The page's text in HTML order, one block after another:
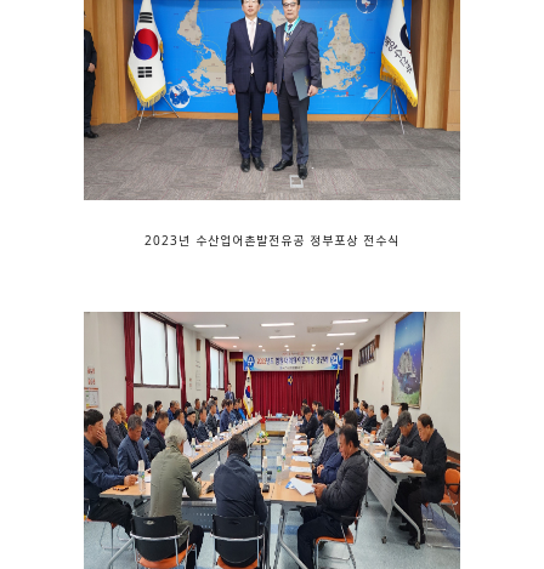
2023년 수산업어촌발전유공 정부포상 전수식